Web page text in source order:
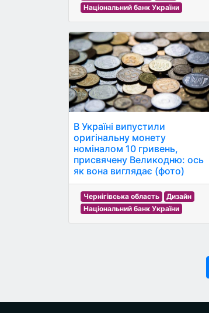
Національний банк України
В Україні випустили
оригінальну монету
номіналом 10 гривень,
присвячену Великодню: ось
як вона виглядає (фото)
Чернігівська область
Дизайн
Національний банк України